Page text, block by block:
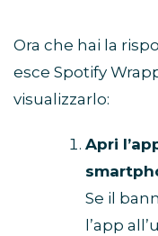
Ora che hai la
esce Spotify
visualizzarlo:
Apri
Se il
l’app